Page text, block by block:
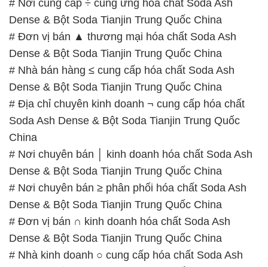
# Nơi chuyên bán │ kinh doanh hóa chất Soda Ash
Dense & Bột Soda Tianjin Trung Quốc China
# Nơi chuyên bán ≥ phân phối hóa chất Soda Ash
Dense & Bột Soda Tianjin Trung Quốc China
# Đơn vị bán ∩ kinh doanh hóa chất Soda Ash
Dense & Bột Soda Tianjin Trung Quốc China
# Nhà kinh doanh ○ cung cấp hóa chất Soda Ash
Dense & Bột Soda Tianjin Trung Quốc China
# Cung cấp ≤ bán hóa chất Soda Ash Dense & Bột
Soda Tianjin Trung Quốc China
📞
PHÒNG KINH DOANH – CÔNG TY HÓA CHẤT
ĐẮC TRƯỜNG PHÁT
🌐 Website: https://stmp.net/
📞 Hotline: